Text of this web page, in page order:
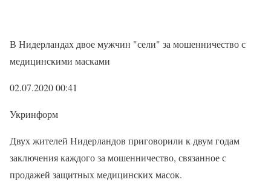
В Нидерландах двое мужчин "сели" за мошенничество с
медицинскими масками
02.07.2020 00:41
Укринформ
Двух жителей Нидерландов приговорили к двум годам
заключения каждого за мошенничество, связанное с
продажей защитных медицинских масок.